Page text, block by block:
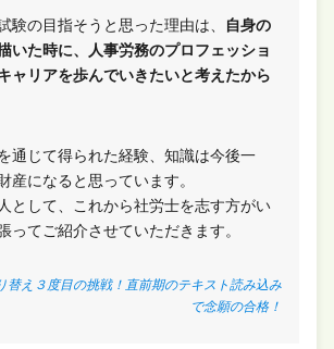
験の目指そうと思った理由は、
自身の
いた時に、人事労務のプロフェッショ
ャリアを歩んでいきたいと考えたから
通じて得られた経験、知識は今後一
産になると思っています。
として、これから社労士を志す方がい
ってご紹介させていただきます。
替え３度目の挑戦！直前期のテキスト読み込み
で念願の合格！